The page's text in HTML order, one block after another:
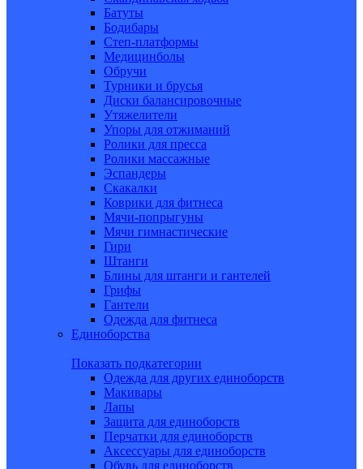
Батуты
Бодибары
Степ-платформы
Медицинболы
Обручи
Турники и брусья
Диски балансировочные
Утяжелители
Упоры для отжиманий
Ролики для пресса
Ролики массажные
Эспандеры
Скакалки
Коврики для фитнеса
Мячи-попрыгуны
Мячи гимнастические
Гири
Штанги
Блины для штанги и гантелей
Грифы
Гантели
Одежда для фитнеса
Единоборства
Показать подкатегории
Одежда для других единоборств
Макивары
Лапы
Защита для единоборств
Перчатки для единоборств
Аксессуары для единоборств
Обувь для единоборств